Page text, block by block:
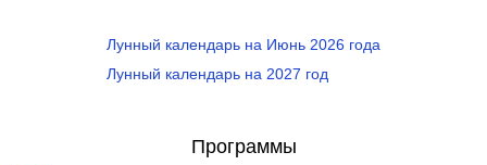
Лунный календарь на Июнь 2026 года
Лунный календарь на 2027 год
Программы